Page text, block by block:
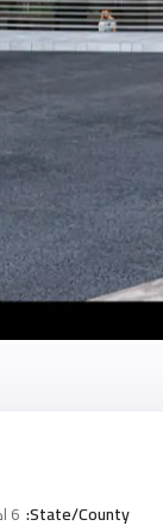
State/County: 6 اكتوبر